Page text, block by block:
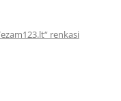
renkasi